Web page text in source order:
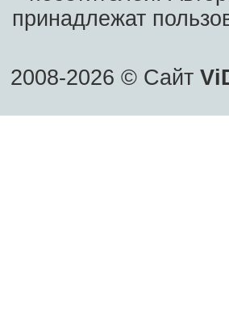
принадлежат
2008-2026 © Сайт